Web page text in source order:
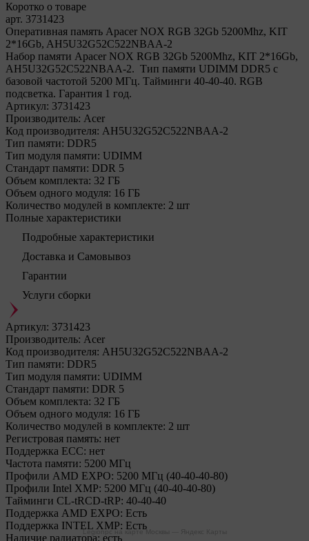
Коротко о товаре
арт. 3731423
Оперативная память Apacer NOX RGB 32Gb 5200Mhz, KIT
2*16Gb, AH5U32G52C522NBAA-2
Набор памяти Apacer NOX RGB 32Gb 5200Mhz, KIT 2*16Gb,
AH5U32G52C522NBAA-2. Тип памяти UDIMM DDR5 с
базовой частотой 5200 МГц. Тайминги 40-40-40. RGB
подсветка. Гарантия 1 год.
Артикул: 3731423
Производитель: Acer
Код производителя: AH5U32G52C522NBAA-2
Тип памяти: DDR5
Тип модуля памяти: UDIMM
Стандарт памяти: DDR 5
Объем комплекта: 32 ГБ
Объем одного модуля: 16 ГБ
Количество модулей в комплекте: 2 шт
Полные характеристики
Подробные характеристики
Доставка и Самовывоз
Гарантии
Услуги сборки
Артикул: 3731423
Производитель: Acer
Код производителя: AH5U32G52C522NBAA-2
Тип памяти: DDR5
Тип модуля памяти: UDIMM
Стандарт памяти: DDR 5
Объем комплекта: 32 ГБ
Объем одного модуля: 16 ГБ
Количество модулей в комплекте: 2 шт
Регистровая память: нет
Поддержка ECC: нет
Частота памяти: 5200 МГц
Профили AMD EXPO: 5200 МГц (40-40-40-80)
Профили Intel XMP: 5200 МГц (40-40-40-80)
Тайминги CL-tRCD-tRP: 40-40-40
Поддержка AMD EXPO: Есть
Поддержка INTEL XMP: Есть
Наличие радиатора: есть
Legionpc на карте Москвы — Яндекс Карты